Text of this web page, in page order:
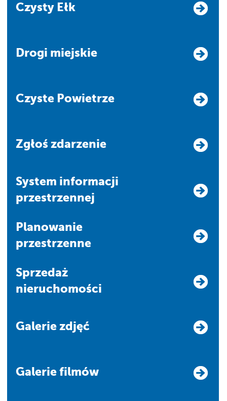
Czysty Ełk
Drogi miejskie
Czyste Powietrze
Zgłoś zdarzenie
system informacji
przestrzennej
Planowanie
przestrzenne
Sprzedaż
nieruchomości
Galerie zdjęć
Galerie filmów